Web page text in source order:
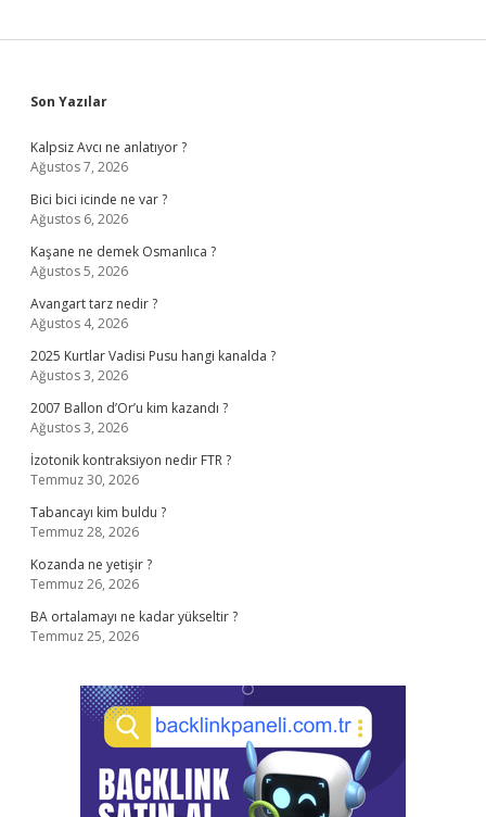
Sidebar
Son Yazılar
Kalpsiz Avcı ne anlatıyor ?
Ağustos 7, 2026
Bici bici icinde ne var ?
Ağustos 6, 2026
Kaşane ne demek Osmanlıca ?
Ağustos 5, 2026
Avangart tarz nedir ?
Ağustos 4, 2026
2025 Kurtlar Vadisi Pusu hangi kanalda ?
Ağustos 3, 2026
2007 Ballon d’Or’u kim kazandı ?
Ağustos 3, 2026
İzotonik kontraksiyon nedir FTR ?
Temmuz 30, 2026
Tabancayı kim buldu ?
Temmuz 28, 2026
Kozanda ne yetişir ?
Temmuz 26, 2026
BA ortalamayı ne kadar yükseltir ?
Temmuz 25, 2026